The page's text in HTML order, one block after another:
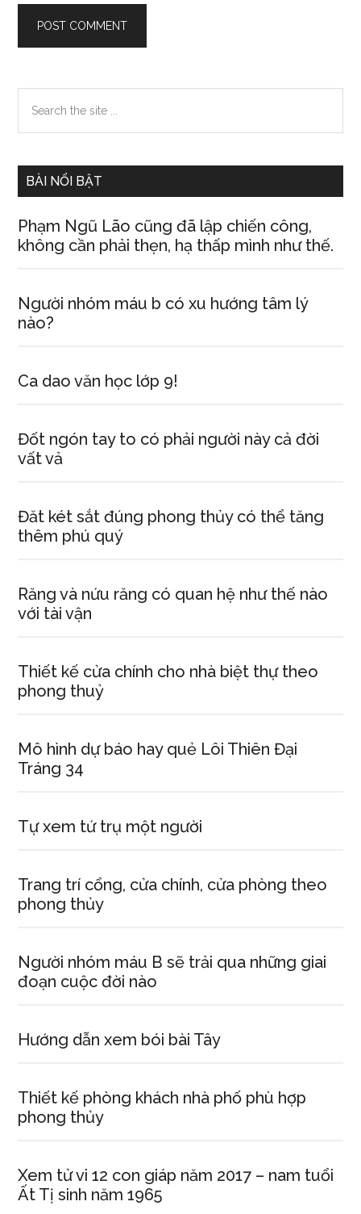
Primary
Sidebar
the
BÀI NỔI BẬT
Phạm Ngũ Lão cũng đã lập chiến công,
không cần phải thẹn, hạ thấp mình như thế.
Người nhóm máu b có xu hướng tâm lý
nào?
Ca dao văn học lớp 9!
Đốt ngón tay to có phải người này cả đời
vất vả
Đăt két sắt đúng phong thủy có thể tăng
thêm phú quý
Răng và nứu răng có quan hệ như thế nào
với tài vận
Thiết kế cửa chính cho nhà biệt thự theo
phong thuỷ
Mô hình dự báo hay quẻ Lôi Thiên Đại
Tráng 34
Tự xem tứ trụ một người
Trang trí cổng, cửa chính, cửa phòng theo
phong thủy
Người nhóm máu B sẽ trải qua những giai
đoạn cuộc đời nào
Hướng dẫn xem bói bài Tây
Thiết kế phòng khách nhà phố phù hợp
phong thủy
Xem tử vi 12 con giáp năm 2017 – nam tuổi
Ất Tị sinh năm 1965